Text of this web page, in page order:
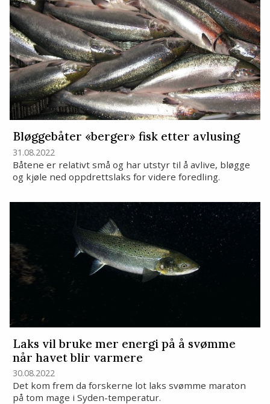
Bløggebåter «berger» fisk etter avlusing
31.08.2022
Båtene er relativt små og har utstyr til å avlive, bløgge
og kjøle ned oppdrettslaks for videre foredling.
Laks vil bruke mer energi på å svømme
når havet blir varmere
30.08.2022
Det kom frem da forskerne lot laks svømme maraton
på tom mage i Syden-temperatur.